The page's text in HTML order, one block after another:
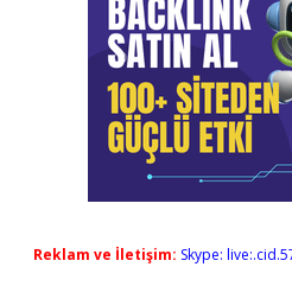
Reklam ve İletişim: Skype: